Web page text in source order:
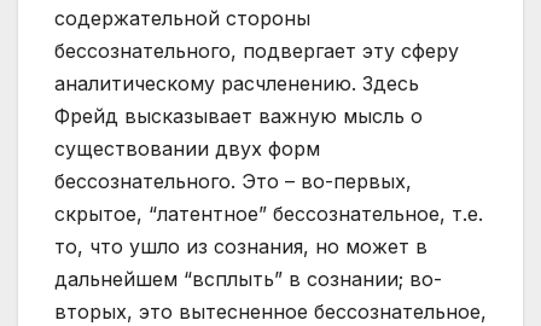
содержательной стороны
бессознательного, подвергает эту сферу
аналитическому расчленению. Здесь
Фрейд высказывает важную мысль о
существовании двух форм
бессознательного. Это – во-первых,
скрытое, “латентное” бессознательное, т.е.
то, что ушло из сознания, но может в
дальнейшем “всплыть” в сознании; во-
вторых, это вытесненное бессознательное,